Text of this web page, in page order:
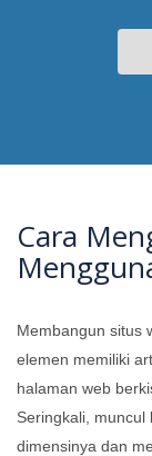
Cara
Membangun situs
elemen memiliki
halaman web
Seringkali,
dimensinya dan